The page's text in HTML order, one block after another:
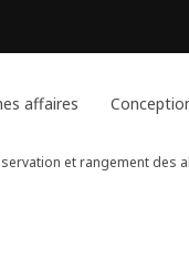
affaires
et rangement des